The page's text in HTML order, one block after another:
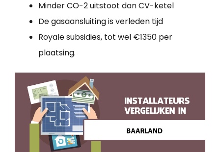
Minder CO-2 uitstoot dan CV-ketel
De gasaansluiting is verleden tijd
Royale subsidies, tot wel €1350 per
plaatsing.